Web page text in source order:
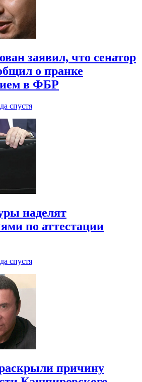
заявил, что сенатор
о пранке
в ФБР
спустя
наделят
по аттестации
спустя
причину